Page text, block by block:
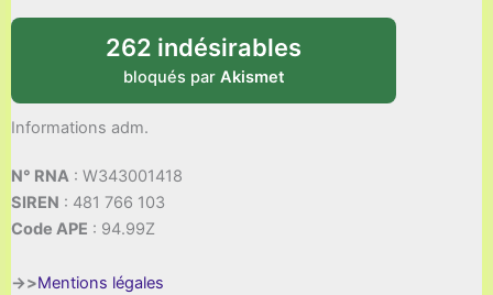
262 indésirables
bloqués par Akismet
Informations adm.
N° RNA : W343001418
SIREN : 481 766 103
Code APE : 94.99Z
->>Mentions légales